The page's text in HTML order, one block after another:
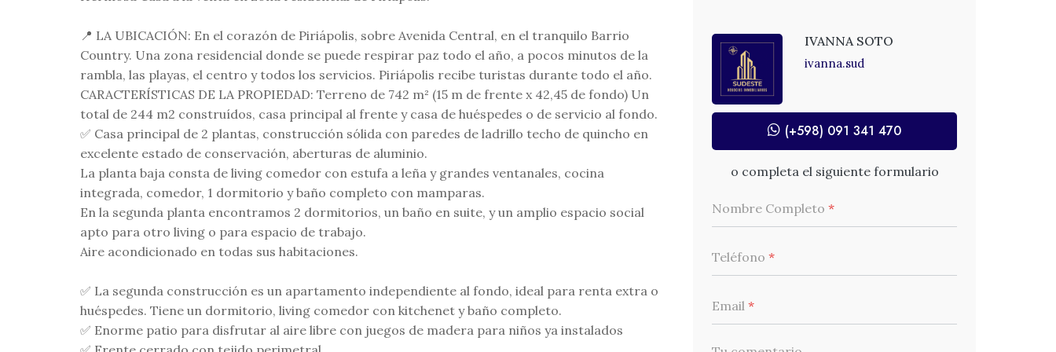
📍 LA UBICACIÓN: En el corazón de Piriápolis, sobre Avenida Central, en el tranquilo Barrio
Country. Una zona residencial donde se puede respirar paz todo el año, a pocos minutos de la
rambla, las playas, el centro y todos los servicios. Piriápolis recibe turistas durante todo el año.
CARACTERÍSTICAS DE LA PROPIEDAD: Terreno de 742 m² (15 m de frente x 42,45 de fondo) Un
total de 244 m2 construídos, casa principal al frente y casa de huéspedes o de servicio al fondo.
✅ Casa principal de 2 plantas, construcción sólida con paredes de ladrillo techo de quincho en
excelente estado de conservación, aberturas de aluminio.
La planta baja consta de living comedor con estufa a leña y grandes ventanales, cocina
integrada, comedor, 1 dormitorio y baño completo con mamparas.
En la segunda planta encontramos 2 dormitorios, un baño en suite, y un amplio espacio social
apto para otro living o para espacio de trabajo.
Aire acondicionado en todas sus habitaciones.
✅ La segunda construcción es un apartamento independiente al fondo, ideal para renta extra o
huéspedes. Tiene un dormitorio, living comedor con kitchenet y baño completo.
✅ Enorme patio para disfrutar al aire libre con juegos de madera para niños ya instalados
IVANNA SOTO
ivanna.sud
(+598) 091 341 470
o completa el siguiente formulario
Nombre Completo *
Teléfono *
Email *